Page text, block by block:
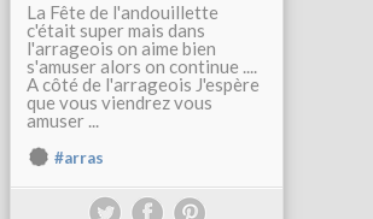
La Fête de l'andouillette
c'était super mais dans
l'arrageois on aime bien
s'amuser alors on continue ....
A côté de l'arrageois J'espère
que vous viendrez vous
amuser ...
#arras